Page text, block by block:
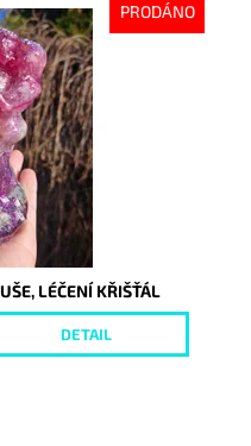
PRODÁNO
LÉČENÍ KŘIŠŤÁL
DETAIL